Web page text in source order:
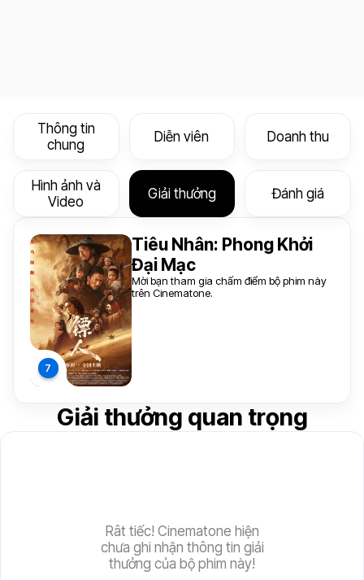
Thông tin
chung
Diễn viên Doanh thu
Hình ảnh và
Video
Giải thưởng Đánh giá
Giải thưởng quan trọng
Rât tiếc! Cinematone hiện
chưa ghi nhận thông tin giải
thưởng của bộ phim này!
Tiêu Nhân: Phong Khởi
Đại Mạc
Mời bạn tham gia chấm điểm bộ phim này
trên Cinematone.